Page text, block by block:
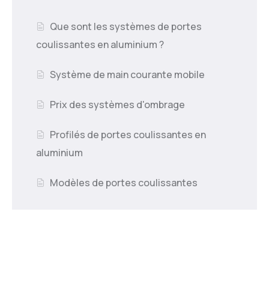
Que sont les systèmes de portes
coulissantes en aluminium ?
Système de main courante mobile
Prix des systèmes d'ombrage
Profilés de portes coulissantes en
aluminium
Modèles de portes coulissantes